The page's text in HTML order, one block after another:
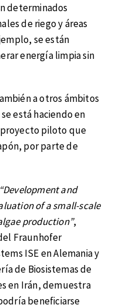
determinados
de riego y áreas
se están
energía limpia sin
a otros ámbitos
está haciendo en
piloto que
por parte de
“Development and
of a small-scale
production”,
Fraunhofer
ISE en Alemania y
de Biosistemas de
en Irán, demuestra
beneficiarse